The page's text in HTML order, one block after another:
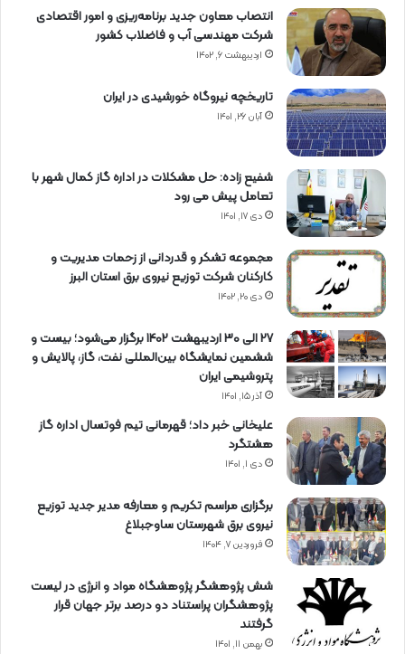
انتصاب معاون جدید برنامه‌ریزی و امور اقتصادی
شرکت مهندسی آب و فاضلاب کشور
اردیبهشت ۶, ۱۴۰۲
تاریخچه نیروگاه خورشیدی در ایران
آبان ۲۶, ۱۴۰۱
شفیع زاده: حل مشکلات در اداره گاز کمال شهر با
تعامل پیش می رود
دی ۱۷, ۱۴۰۱
مجموعه تشکر و قدردانی از زحمات مدیریت و
کارکنان شرکت توزیع نیروی برق استان البرز
دی ۲۰, ۱۴۰۲
27 الی 30 اردیبهشت 1402 برگزار می‌شود؛ بیست و
ششمین نمایشگاه بین‌المللی نفت، گاز، پالایش و
پتروشیمی ایران
آذر ۱۵, ۱۴۰۱
علیخانی خبر داد؛ قهرمانی تیم فوتسال اداره گاز
هشتگرد
دی ۱, ۱۴۰۱
برگزاری مراسم تكریم و معارفه مدیر جدید توزیع
نیروی برق شهرستان ساوجبلاغ
فروردین ۷, ۱۴۰۴
شش پژوهشگر پژوهشگاه مواد و انرژی در لیست
پژوهشگران پراستناد دو درصد برتر جهان قرار
گرفتند
بهمن ۱۱, ۱۴۰۱